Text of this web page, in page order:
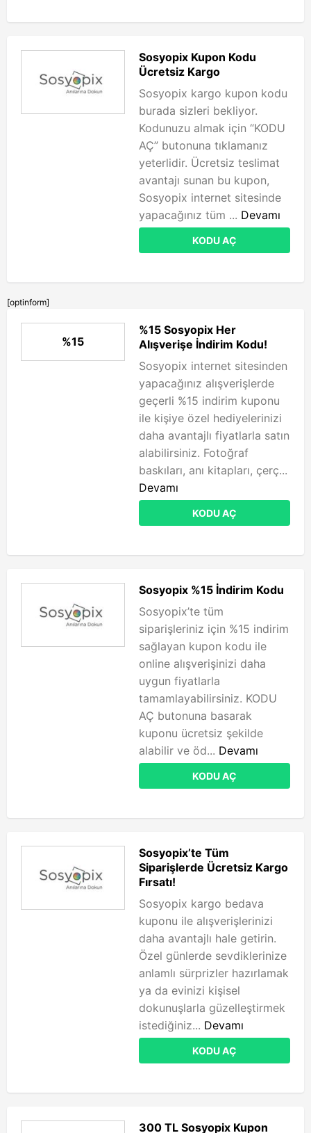
Sosyopix Kupon Kodu
Ücretsiz Kargo
Sosyopix kargo kupon kodu
burada sizleri bekliyor.
Kodunuzu almak için “KODU
AÇ” butonuna tıklamanız
yeterlidir. Ücretsiz teslimat
avantajı sunan bu kupon,
Sosyopix internet sitesinde
yapacağınız tüm ... Devamı
KODU AÇ
[optinform]
%15
%15 Sosyopix Her
Alışverişe İndirim Kodu!
Sosyopix internet sitesinden
yapacağınız alışverişlerde
geçerli %15 indirim kuponu
ile kişiye özel hediyelerinizi
daha avantajlı fiyatlarla satın
alabilirsiniz. Fotoğraf
baskıları, anı kitapları, çerç...
Devamı
KODU AÇ
Sosyopix %15 İndirim Kodu
Sosyopix’te tüm
siparişleriniz için %15 indirim
sağlayan kupon kodu ile
online alışverişinizi daha
uygun fiyatlarla
tamamlayabilirsiniz. KODU
AÇ butonuna basarak
kuponu ücretsiz şekilde
alabilir ve öd... Devamı
KODU AÇ
Sosyopix’te Tüm
Siparişlerde Ücretsiz Kargo
Fırsatı!
Sosyopix kargo bedava
kuponu ile alışverişlerinizi
daha avantajlı hale getirin.
Özel günlerde sevdiklerinize
anlamlı sürprizler hazırlamak
ya da evinizi kişisel
dokunuşlarla güzelleştirmek
istediğiniz... Devamı
KODU AÇ
300 TL Sosyopix Kupon